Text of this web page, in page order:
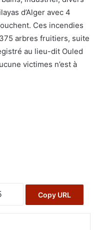
d’Alger avec 4
Ces incendies
arbres fruitiers, suite
au lieu-dit Ouled
victimes n’est à
Copy URL